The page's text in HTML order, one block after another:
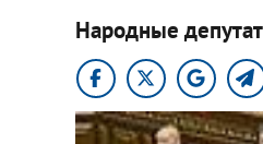
Народные